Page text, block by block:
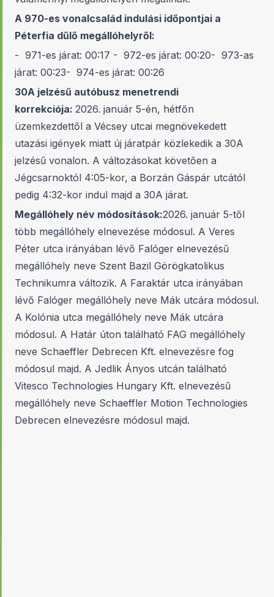
A 970-es vonalcsalád indulási időpontjai a
Péterfia dűlő megállóhelyről:
- 971-es járat: 00:17 - 972-es járat: 00:20- 973-as
járat: 00:23- 974-es járat: 00:26
30A jelzésű autóbusz menetrendi
korrekciója: 2026. január 5-én, hétfőn
üzemkezdettől a Vécsey utcai megnövekedett
utazási igények miatt új járatpár közlekedik a 30A
jelzésű vonalon. A változásokat követően a
Jégcsarnoktól 4:05-kor, a Borzán Gáspár utcától
pedig 4:32-kor indul majd a 30A járat.
Megállóhely név módosítások:2026. január 5-től
több megállóhely elnevezése módosul. A Veres
Péter utca irányában lévő Falóger elnevezésű
megállóhely neve Szent Bazil Görögkatolikus
Technikumra változik. A Faraktár utca irányában
lévő Falóger megállóhely neve Mák utcára módosul.
A Kolónia utca megállóhely neve Mák utcára
módosul. A Határ úton található FAG megállóhely
neve Schaeffler Debrecen Kft. elnevezésre fog
módosul majd. A Jedlik Ányos utcán található
Vitesco Technologies Hungary Kft. elnevezésű
megállóhely neve Schaeffler Motion Technologies
Debrecen elnevezésre módosul majd.